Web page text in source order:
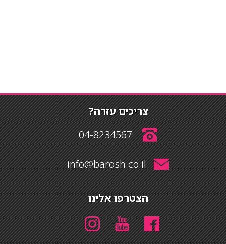
צריכים עזרה?
04-8234567
info@barosh.co.il
הצטרפו אלינו